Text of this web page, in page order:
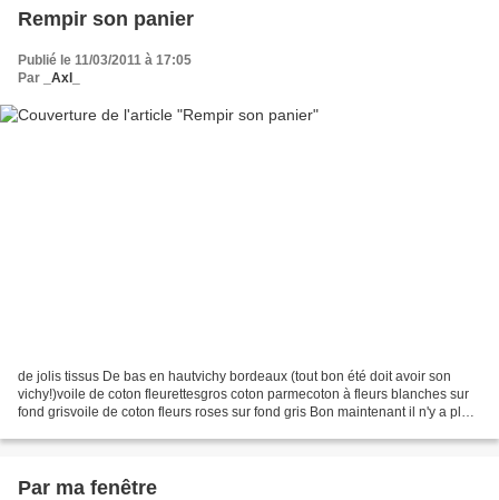
Rempir son panier
Publié le 11/03/2011 à 17:05
Par
_Axl_
de jolis tissus De bas en hautvichy bordeaux (tout bon été doit avoir son
vichy!)voile de coton fleurettesgros coton parmecoton à fleurs blanches sur
fond grisvoile de coton fleurs roses sur fond gris Bon maintenant il n'y a plus
Par ma fenêtre